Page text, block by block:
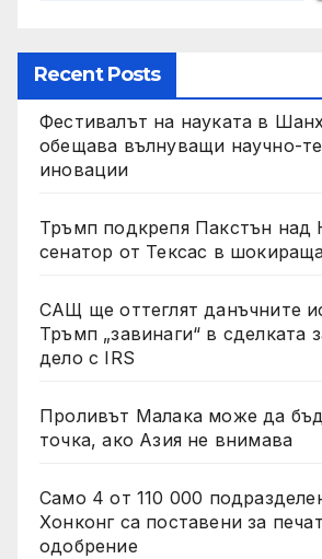
Recent Posts
Фестивалът на науката в
обещава вълнуващи научно-
иновации
Тръмп подкрепя Пакстън над
сенатор от Тексас в
САЩ ще оттеглят данъчните
Тръмп „завинаги“ в сделката
дело с IRS
Проливът Малака може да
точка, ако Азия не внимава
Само 4 от 110 000
Хонконг са поставени за
одобрение